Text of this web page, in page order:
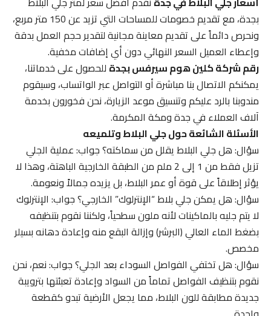
بجدة، مع تقديم خصومات للمساحات التي تزيد عن 150 متر مربع،
ونحرص دائماً على تقديم معاينة مجانية لتقدير حجم العمل بدقة
وإعطاء العميل السعر النهائي دون أي إضافات مخفية.
رقم شركة كلين هوم سيرفس بجدةللحصول على خدماتنا،
يمكنكم الاتصال بنا مباشرة أو التواصل عبر الواتساب، وسيقوم
مندوبنا بالرد عليكم وتنسيق موعد الزيارة، نحن فخورون بخدمة
آلاف العملاء في جدة ومكة المكرمة.
الأسئلة الشائعة حول جلي البلاط وتلميعه
سؤال: هل جلي البلاط يقلل من سماكته؟ جواب: عملية الجلي
تزيل فقط من 1 إلى 2 ملم من الطبقة الخارجية الباهتة، وهذا لا
يؤثر إطلاقاً على قوة أو عمر البلاط، بل يزيده جمالاً ونعومة.
سؤال: هل يمكن جلي بلاط “الإنترلوك” الخارجي؟ جواب: الإنترلوك
لا يتم جليه بالماكينات لأنه ملون سطحياً، ولكننا نقوم بتنظيفه
بضغط الماء العالي (البرشر) وإزالة البقع منه وإعادة دهانه بسيلر
مخصص.
سؤال: هل تختفي الفواصل السوداء بعد الجلي؟ جواب: نعم، نحن
نقوم بتنظيف الفواصل تماماً من السواد وإعادة تعبئتها بترويبة
جديدة مطابقة للون البلاط، مما يجعل الأرضية تبدو كقطعة